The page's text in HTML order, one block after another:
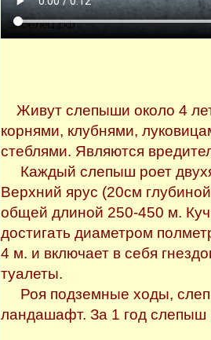
Живут слепыши около 4
корнями, клубнями,
стеблями. Являются
Каждый слепыш роет
Верхний ярус (20см
общей длиной 250-450 м.
достигать диаметром
4 м. и включает в себя
туалеты.
Роя подземные ходы,
ландашафт. За 1 год слепыш